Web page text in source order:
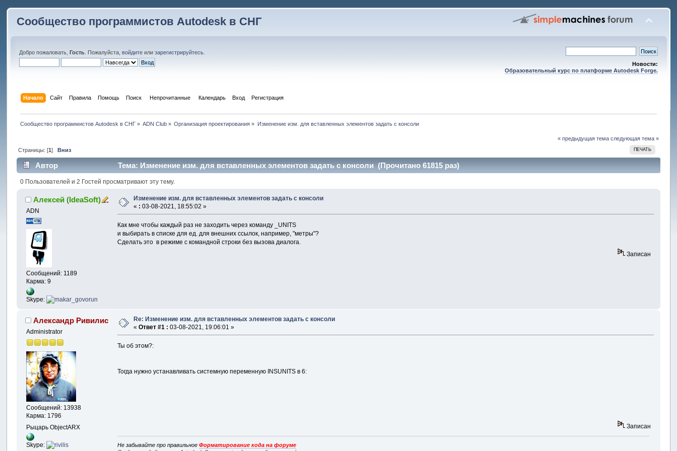
Сообщество программистов Autodesk в СНГ
Добро пожаловать,Гость . Пожалуйста,войдите илизарегистрируйтесь
Новости:
Образовательный курс по платформе Autodesk Forge.
Начало Сайт Правила Помощь Поиск Непрочитанные Календарь Вход Регистрация
Сообщество программистов Autodesk в СНГ» ADN Club » Организация проектирования » Изменение изм. для вставленных элементов задать с консоли
« предыдущая тема следующая тема »
ПЕЧАТЬ
Страницы: [1] Вниз
Автор Тема: Изменение изм. для вставленных элементов задать с консоли (Прочитано 61815 раз)
0 Пользователей и 2 Гостей просматривают эту тему.
Алексей (IdeaSoft)
ADN
Сообщений: 1189
Карма: 9
Skype:
Изменение изм. для вставленных элементов задать с консоли
« : 03-08-2021, 18:55:02 »
Как мне чтобы каждый раз не заходить через команду _UNITS
и выбирать в списке для ед. для внешних ссылок, например, "метры"?
Сделать это в режиме с командной строки без вызова диалога.
Записан
Александр Ривилис
Administrator
Сообщений: 13938
Карма: 1796
Рыцарь ObjectARX
Skype:
Re: Изменение изм. для вставленных элементов задать с консоли
«Ответ #1 : 03-08-2021, 19:06:01 »
Ты об этом?:
Тогда нужно устанавливать системную переменную INSUNITS в 6:
Записан
Не забывайте про правильноеФорматирование кода на форуме